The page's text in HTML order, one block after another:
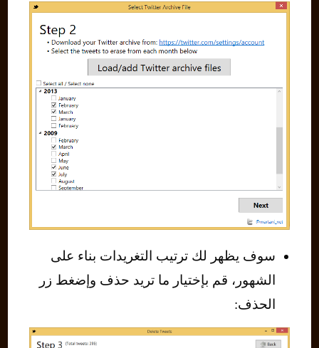
سوف يظهر لك ترتيب التغريدات بناء على
الشهور، قم بإختيار ما تريد حذف وإضغط زر
الحذف: